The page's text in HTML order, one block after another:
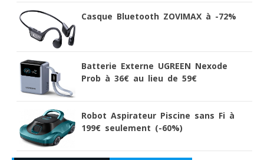
Casque Bluetooth ZOVIMAX à -72%
Batterie Externe UGREEN Nexode
Prob à 36€ au lieu de 59€
Robot Aspirateur Piscine sans Fi à
199€ seulement (-60%)